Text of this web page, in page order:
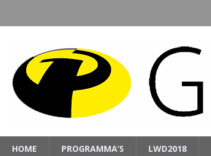
HOME PROGRAMMA’S LWD2018